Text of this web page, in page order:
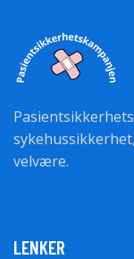
velvære.
LENKER